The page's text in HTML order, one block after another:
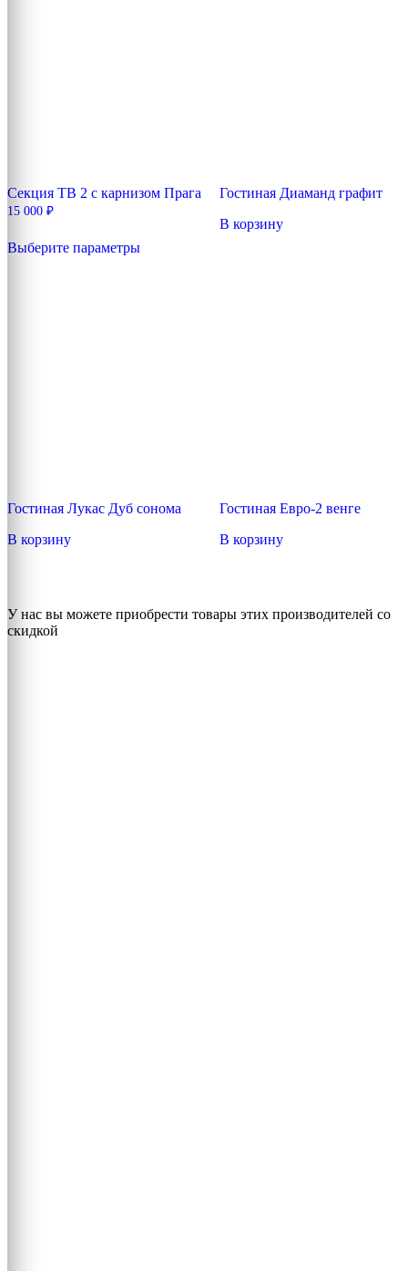
Секция ТВ 2 с карнизом Прага
15 000 ₽
Выберите параметры
Гостиная Диаманд графит
В корзину
Гостиная Лукас Дуб сонома
В корзину
Гостиная Евро-2 венге
В корзину
У нас вы можете приобрести товары этих производителей со
скидкой